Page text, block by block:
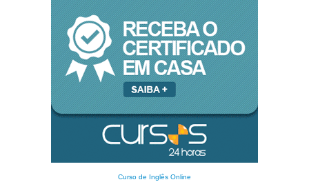
Curso de Inglês Online